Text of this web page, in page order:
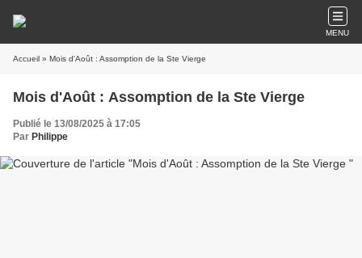
MENU
Accueil » Mois d'Août : Assomption de la Ste Vierge
Mois d'Août : Assomption de la Ste Vierge
Publié le 13/08/2025 à 17:05
Par Philippe